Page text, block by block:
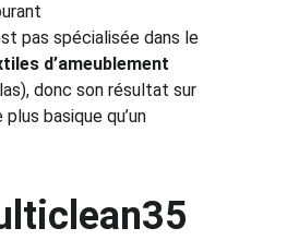
pas spécialisée dans le
d’ameublement
donc son résultat sur
basique qu’un